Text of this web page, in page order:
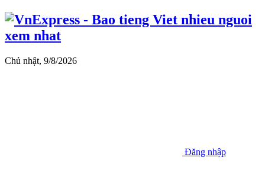
Chủ nhật, 9/8/2026
Đăng nhập